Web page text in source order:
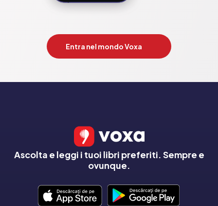
Entra nel mondo Voxa
Ascolta e leggi i tuoi libri preferiti. Sempre e
ovunque.